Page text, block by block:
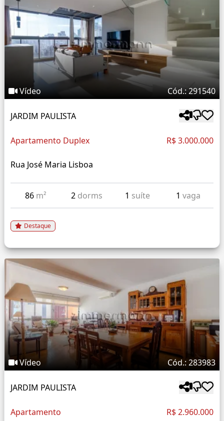
Vídeo Cód.: 291540
JARDIM PAULISTA
Apartamento Duplex R$ 3.000.000
Rua José Maria Lisboa
86 m² 2 dorms 1 suíte 1 vaga
Destaque
Vídeo Cód.: 283983
JARDIM PAULISTA
Apartamento R$ 2.960.000